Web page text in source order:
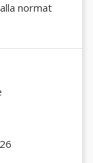
normat